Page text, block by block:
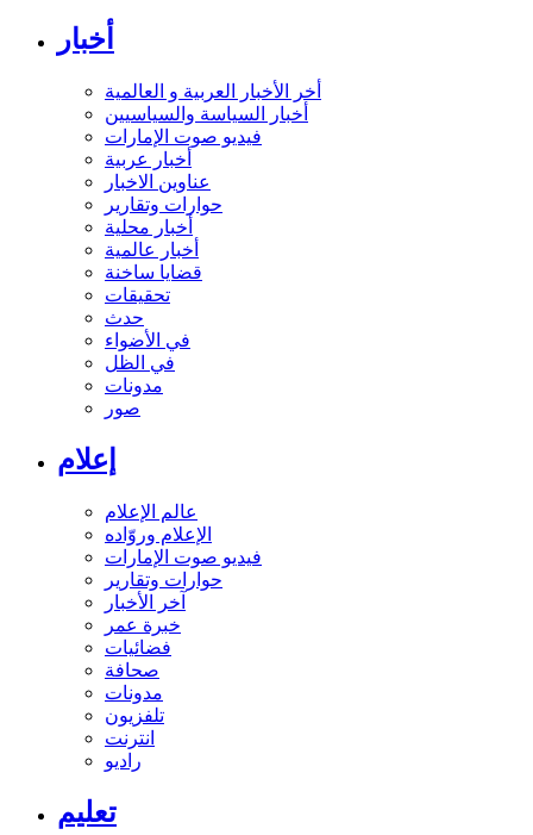
أخبار
أخر الأخبار العربية و العالمية
أخبار السياسة والسياسيين
فيديو صوت الإمارات
أخبار عربية
عناوين الاخبار
حوارات وتقارير
أخبار محلية
أخبار عالمية
قضايا ساخنة
تحقيقات
حدث
في الأضواء
في الظل
مدونات
صور
إعلام
عالم الإعلام
الإعلام وروّاده
فيديو صوت الإمارات
حوارات وتقارير
آخر الأخبار
خبرة عمر
فضائيات
صحافة
مدونات
تلفزيون
انترنت
راديو
تعليم